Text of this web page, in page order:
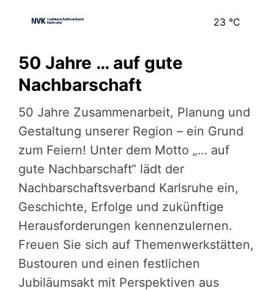
23 °C
50 Jahre … auf gute
Nachbarschaft
50 Jahre Zusammenarbeit, Planung und
Gestaltung unserer Region – ein Grund
zum Feiern! Unter dem Motto „… auf
gute Nachbarschaft“ lädt der
Nachbarschaftsverband Karlsruhe ein,
Geschichte, Erfolge und zukünftige
Herausforderungen kennenzulernen.
Freuen Sie sich auf Themenwerkstätten,
Bustouren und einen festlichen
Jubiläumsakt mit Perspektiven aus